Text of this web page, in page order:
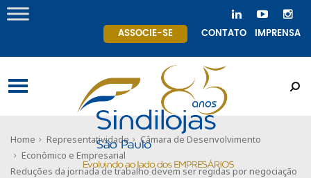
ASSOCIE-SE CONTATO IMPRENSA
Home Representatividade
Câmara de Desenvolvimento
Econômico e Empresarial
Reduções da jornada de trabalho devem ser regidas por negociação